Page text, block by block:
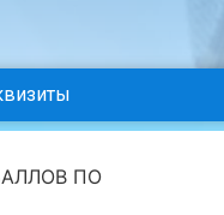
ПО